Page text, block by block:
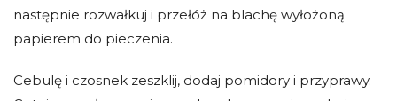
następnie rozwałkuj i przełóż na blachę wyłożoną
papierem do pieczenia.
Cebulę i czosnek zeszklij, dodaj pomidory i przyprawy.